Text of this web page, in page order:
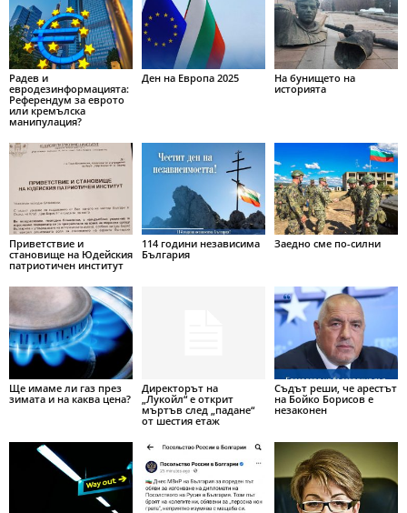
Радев и
евродезинформацията:
Референдум за еврото
или кремълска
манипулация?
Ден на Европа 2025
На бунището на
историята
Приветствие и
становище на Юдейския
патриотичен институт
114 години независима
България
Заедно сме по-силни
Ще имаме ли газ през
зимата и на каква цена?
Директорът на
„Лукойл“ е открит
мъртъв след „падане“
от шестия етаж
Съдът реши, че арестът
на Бойко Борисов е
незаконен